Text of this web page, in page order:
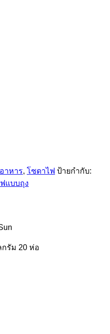
าหาร, โซดาไฟ ป้ายกำกับ:
แบบถุง
รัม 20 ห่อ